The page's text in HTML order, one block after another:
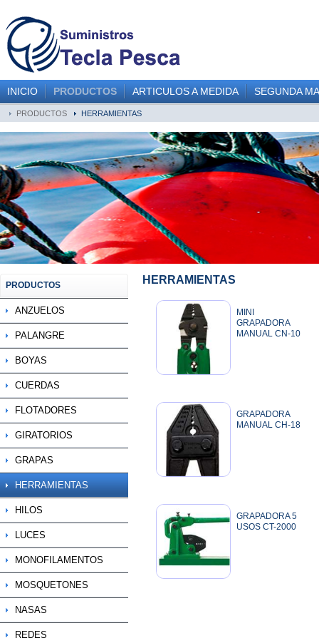
INICIO PRODUCTOS ARTICULOS A MEDIDA SEGUNDA
PRODUCTOS HERRAMIENTAS
PRODUCTOS
ANZUELOS
PALANGRE
BOYAS
CUERDAS
FLOTADORES
GIRATORIOS
GRAPAS
HERRAMIENTAS
HILOS
LUCES
MONOFILAMENTOS
MOSQUETONES
NASAS
REDES
HERRAMIENTAS
MINI
GRAPADORA
MANUAL CN-10
GRAPADORA
MANUAL CH-18
GRAPADORA 5
USOS CT-2000